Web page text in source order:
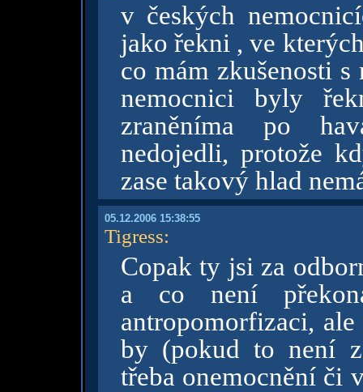
v českých
jako řekni , ve
co mám zkušenosti
nemocnici byly
zraněníma po
nedojedli, protože
zase takový hlad
05.12.2006 15:38:55
Tigress:
Copak ty jsi za
a co není
antropomorfizaci,
by (pokud to není
třeba onemocnění či